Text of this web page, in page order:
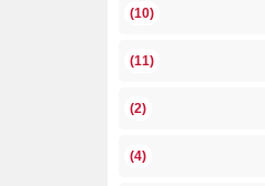
(10)
(11)
(2)
(4)